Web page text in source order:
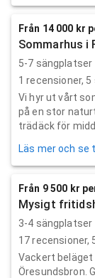
Från 14 000 kr
Sommarhus i
5-7 sängplatser
1 recensioner, 5
Vi hyr ut vårt
på en stor
trädäck för
Läs mer och
Från 9 500 kr
Mysigt
3-4 sängplatser
17recensioner,
Vackert
Öresundsbron.